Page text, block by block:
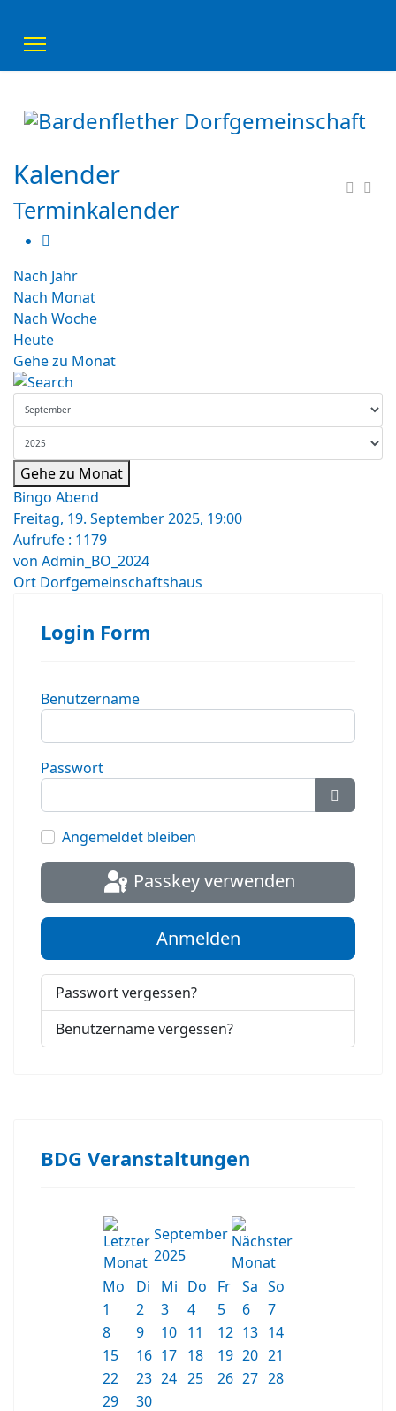
Kalender
Terminkalender
Nach Jahr
Nach Monat
Nach Woche
Heute
Gehe zu Monat
Gehe zu Monat
Bingo Abend
Freitag, 19. September 2025, 19:00
Aufrufe : 1179
von Admin_BO_2024
Ort Dorfgemeinschaftshaus
Login Form
Benutzername
Passwort
Angemeldet bleiben
Passkey verwenden
Anmelden
Passwort vergessen?
Benutzername vergessen?
BDG Veranstaltungen
September
2025
Mo
Di Mi Do Fr Sa So
1
2 3 4 5 6
7
8
9 10 11 12 13 14
15
16 17 18 19 20 21
22
23 24 25 26 27 28
29
30